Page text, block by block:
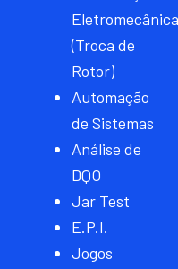
Eletromecânica
(Troca de
Rotor)
Automação
de Sistemas
Análise de
DQO
Jar Test
E.P.I.
Jogos